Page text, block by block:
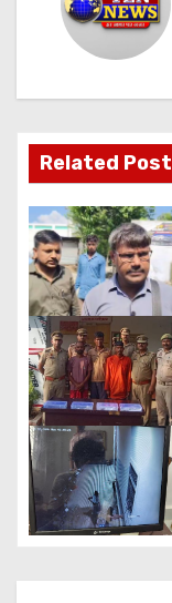
v
i
g
a
t
i
o
n
Related Post